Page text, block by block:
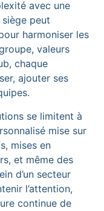
avec une
peut
harmoniser les
valeurs
chaque
ajouter ses
se limitent à
mise sur
mises en
et même des
d’un secteur
l’attention,
continue de